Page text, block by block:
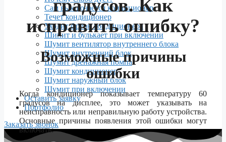
Сам выключается кондиционер
Течет кондиционер
Уходит фреон кондиционера
Шипит и булькает при включении
Шумит вентилятор внутреннего блока
Шумит внутренний блок
Шумит дренажная помпа
Шумит кондиционер
Шумит наружный блок
Шумит при включении
Оставить заявку
Портфолио
Заказать звонок
градусов. Как
исправить ошибку?
Возможные причины
ошибки
Когда кондиционер показывает температуру 60
градусов на дисплее, это может указывать на
неисправность или неправильную работу устройства.
Основные причины появления этой ошибки могут
включать: